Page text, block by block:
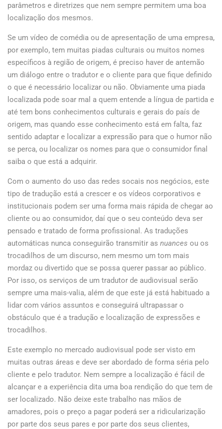
parâmetros e diretrizes que nem sempre permitem uma boa
localização dos mesmos.
Se um vídeo de comédia ou de apresentação de uma empresa,
por exemplo, tem muitas piadas culturais ou muitos nomes
específicos à região de origem, é preciso haver de antemão
um diálogo entre o tradutor e o cliente para que fique definido
o que é necessário localizar ou não. Obviamente uma piada
localizada pode soar mal a quem entende a língua de partida e
até tem bons conhecimentos culturais e gerais do país de
origem, mas quando esse conhecimento está em falta, faz
sentido adaptar e localizar a expressão para que o humor não
se perca, ou localizar os nomes para que o consumidor final
saiba o que está a adquirir.
Com o aumento do uso das redes socais nos negócios, este
tipo de tradução está a crescer e os vídeos corporativos e
institucionais podem ser uma forma mais rápida de chegar ao
cliente ou ao consumidor, daí que o seu conteúdo deva ser
pensado e tratado de forma profissional. As traduções
automáticas nunca conseguirão transmitir as nuances ou os
trocadilhos de um discurso, nem mesmo um tom mais
mordaz ou divertido que se possa querer passar ao público.
Por isso, os serviços de um tradutor de audiovisual serão
sempre uma mais-valia, além de que este já está habituado a
lidar com vários assuntos e conseguirá ultrapassar o
obstáculo que é a tradução e localização de expressões e
trocadilhos.
Este exemplo no mercado audiovisual pode ser visto em
muitas outras áreas e deve ser abordado de forma séria pelo
cliente e pelo tradutor. Nem sempre a localização é fácil de
alcançar e a experiência dita uma boa rendição do que tem de
ser localizado. Não deixe este trabalho nas mãos de
amadores, pois o preço a pagar poderá ser a ridicularização
por parte dos seus pares e por parte dos seus clientes,